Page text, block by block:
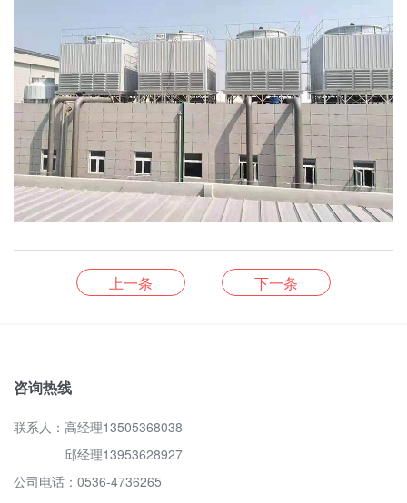
上一条 下一条
咨询热线
联系人：高经理13505368038
邱经理13953628927
公司电话：0536-4736265